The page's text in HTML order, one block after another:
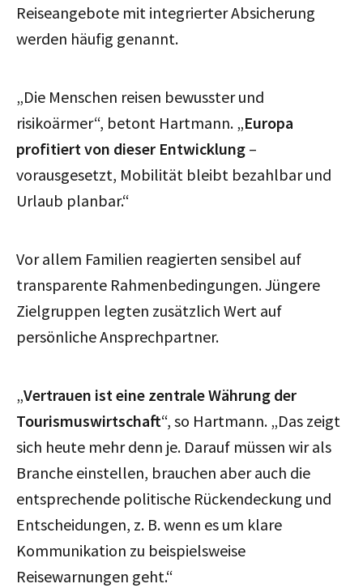
Reiseangebote mit integrierter Absicherung
werden häufig genannt.
„Die Menschen reisen bewusster und
risikoärmer“, betont Hartmann. „Europa
profitiert von dieser Entwicklung –
vorausgesetzt, Mobilität bleibt bezahlbar und
Urlaub planbar.“
Vor allem Familien reagierten sensibel auf
transparente Rahmenbedingungen. Jüngere
Zielgruppen legten zusätzlich Wert auf
persönliche Ansprechpartner.
„Vertrauen ist eine zentrale Währung der
Tourismuswirtschaft“, so Hartmann. „Das zeigt
sich heute mehr denn je. Darauf müssen wir als
Branche einstellen, brauchen aber auch die
entsprechende politische Rückendeckung und
Entscheidungen, z. B. wenn es um klare
Kommunikation zu beispielsweise
Reisewarnungen geht.“